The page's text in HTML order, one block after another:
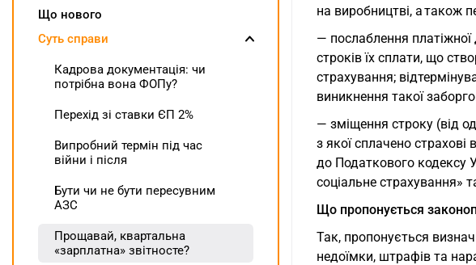
Що нового
Суть справи
Кадрова документація: чи
потрібна вона ФОПу?
Перехід зі ставки ЄП 2%
Випробний термін під час
війни і після
Бути чи не бути пересувним
АЗС
Прощавай, квартальна
«зарплатна» звітносте?
на виробництві, а також
— послаблення платіжної
строків їх сплати, що
страхування;
виникнення такої
— зміщення строку (від
з якої сплачено
до Податкового кодексу
соціальне страхування»
Що пропонується
Так, пропонується
недоїмки, штрафів та